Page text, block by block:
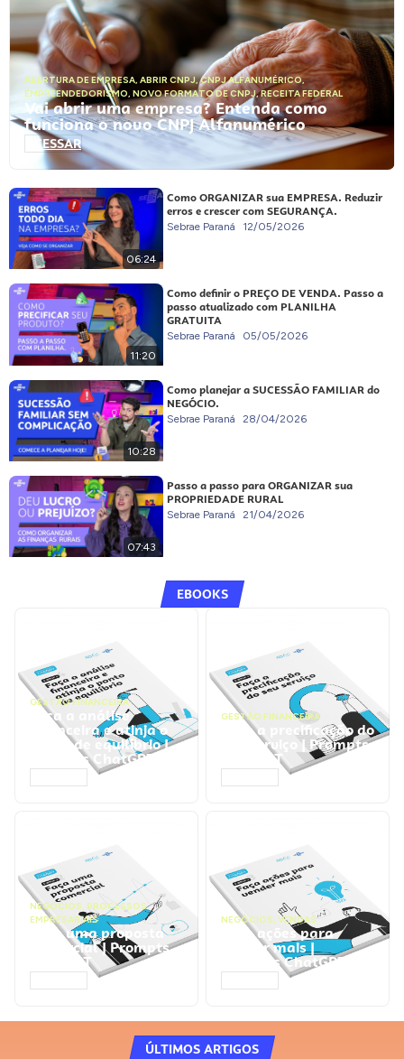
ABERTURA DE EMPRESA, ABRIR CNPJ,CNPJ ALFANUMÉRICO,
EMPREENDEDORISMO, NOVO FORMATO DE CNPJ,RECEITA FEDERAL
Vai abrir uma empresa? Entenda como
funciona o novo CNPJ Alfanumérico
ACESSAR
06:24
Como ORGANIZAR sua EMPRESA. Reduzir
erros e crescer com SEGURANÇA.
Sebrae Paraná 12/05/2026
11:20
Como definir o PREÇO DE VENDA. Passo a
passo atualizado com PLANILHA
GRATUITA
Sebrae Paraná 05/05/2026
10:28
Como planejar a SUCESSÃO FAMILIAR do
NEGÓCIO.
Sebrae Paraná 28/04/2026
07:43
Passo a passo para ORGANIZAR sua
PROPRIEDADE RURAL
Sebrae Paraná 21/04/2026
EBOOKS
GESTÃO FINANCEIRA
Faça a análise
financeira e atinja o
ponto de equilíbrio |
Prompts ChatGPT
GESTÃO FINANCEIRA
Faça a precificação do
seu serviço | Prompts
ChatGPT
NEGÓCIOS, PROCESSOS
EMPRESARIAIS
Faça uma proposta
comercial | Prompts
ChatGPT
NEGÓCIOS, VENDAS
Faça ações para
vender mais |
Prompts ChatGPT
ÚLTIMOS ARTIGOS